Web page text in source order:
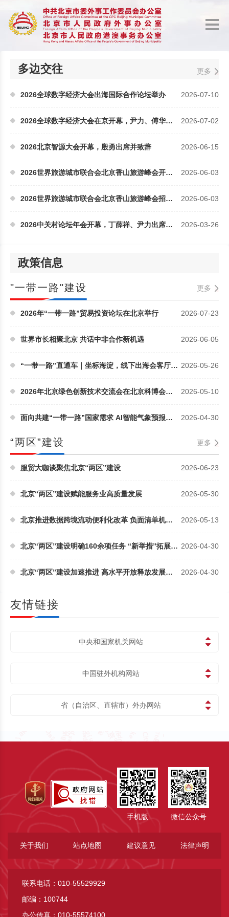
多边交往 更多
2026-07-10
2026全球数字经济大会出海国际合作论坛举办
2026-07-02
2026全球数字经济大会在京开幕，尹力、傅华致辞
2026-06-15
2026北京智源大会开幕，殷勇出席并致辞
2026-06-03
2026世界旅游城市联合会北京香山旅游峰会开幕，殷勇致辞
2026-06-03
2026世界旅游城市联合会北京香山旅游峰会招待会举行...
2026-03-26
2026中关村论坛年会开幕，丁薛祥、尹力出席开幕式并致辞
政策信息
更多
"一带一路"建设
2026-07-23
2026年“一带一路”贸易投资论坛在北京举行
2026-06-05
世界市长相聚北京 共话中非合作新机遇
2026-05-26
“一带一路”直通车｜坐标海淀，线下出海会客厅“上...
2026-05-10
2026年北京绿色创新技术交流会在北京科博会期间举办
2026-04-30
面向共建“一带一路”国家需求 AI智能气象预报应用示...
更多
“两区”建设
2026-06-23
服贸大咖谈聚焦北京“两区”建设
2026-05-30
北京“两区”建设赋能服务业高质量发展
2026-05-13
北京推进数据跨境流动便利化改革 负面清单机制惠及全...
2026-04-30
北京“两区”建设明确160余项任务 “新举措”拓展对...
2026-04-30
北京“两区”建设加速推进 高水平开放释放发展新动能
友情链接
中央和国家机关网站
中国驻外机构网站
省（自治区、直辖市）外办网站
手机版 微信公众号
关于我们 站点地图 建议意见 法律声明
联系电话：010-55529929
邮编：100744
办公传真：010-55574100